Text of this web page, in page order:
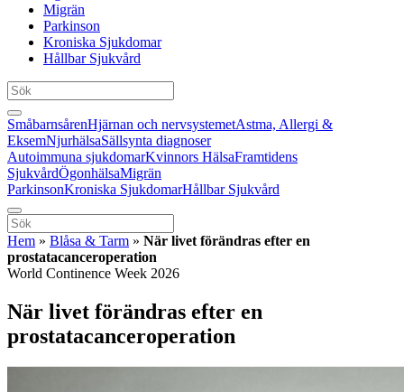
Migrän
Parkinson
Kroniska Sjukdomar
Hållbar Sjukvård
SmåbarnsårenHjärnan och nervsystemetAstma, Allergi &
EksemNjurhälsaSällsynta diagnoser
Autoimmuna sjukdomarKvinnors HälsaFramtidens
SjukvårdÖgonhälsaMigrän
ParkinsonKroniska SjukdomarHållbar Sjukvård
Hem » Blåsa & Tarm » När livet förändras efter en
prostatacanceroperation
World Continence Week 2026
När livet förändras efter en
prostatacanceroperation